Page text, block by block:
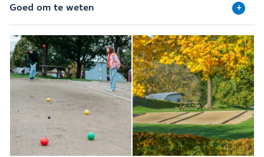
Goed om te weten